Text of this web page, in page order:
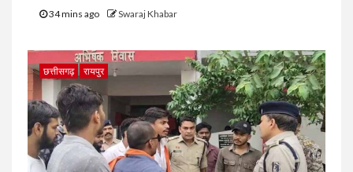
34 mins ago Swaraj Khabar
छत्तीसगढ़ रायपुर